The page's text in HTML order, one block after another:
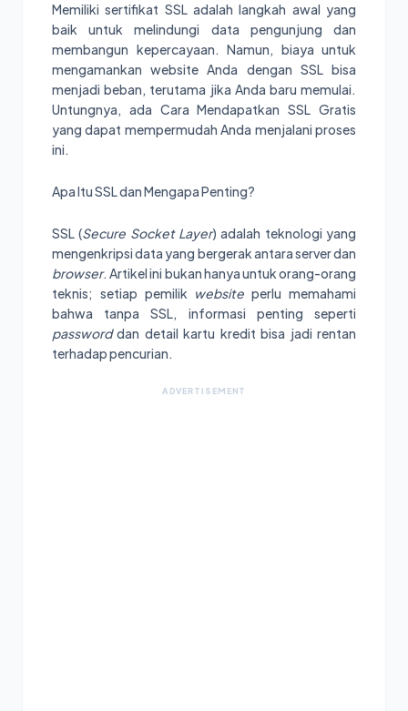
Memiliki sertifikat SSL adalah langkah awal yang
baik untuk melindungi data pengunjung dan
membangun kepercayaan. Namun, biaya untuk
mengamankan website Anda dengan SSL bisa
menjadi beban, terutama jika Anda baru memulai.
Untungnya, ada Cara Mendapatkan SSL Gratis
yang dapat mempermudah Anda menjalani proses
ini.
Apa Itu SSL dan Mengapa Penting?
SSL (Secure Socket Layer) adalah teknologi yang
mengenkripsi data yang bergerak antara server dan
browser. Artikel ini bukan hanya untuk orang-orang
teknis; setiap pemilik website perlu memahami
bahwa tanpa SSL, informasi penting seperti
passworddan detail kartu kredit bisa jadi rentan
terhadap pencurian.
ADVERTISEMENT